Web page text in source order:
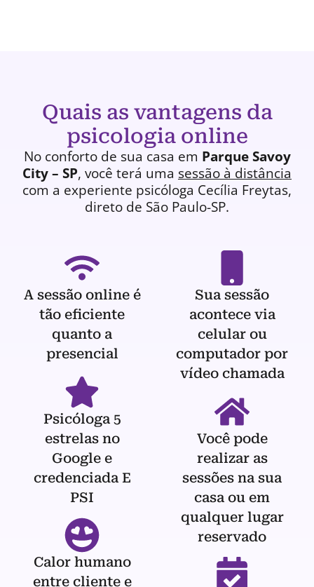
Quais as vantagens da
psicologia online
No conforto de sua casa em Parque Savoy
City – SP, você terá uma sessão à distância
com a experiente psicóloga Cecília Freytas,
direto de São Paulo-SP.
A sessão online é
tão eficiente
quanto a
presencial
Psicóloga 5
estrelas no
Google e
credenciada E
PSI
Calor humano
entre cliente e
Sua sessão
acontece via
celular ou
computador por
vídeo chamada
Você pode
realizar as
sessões na sua
casa ou em
qualquer lugar
reservado